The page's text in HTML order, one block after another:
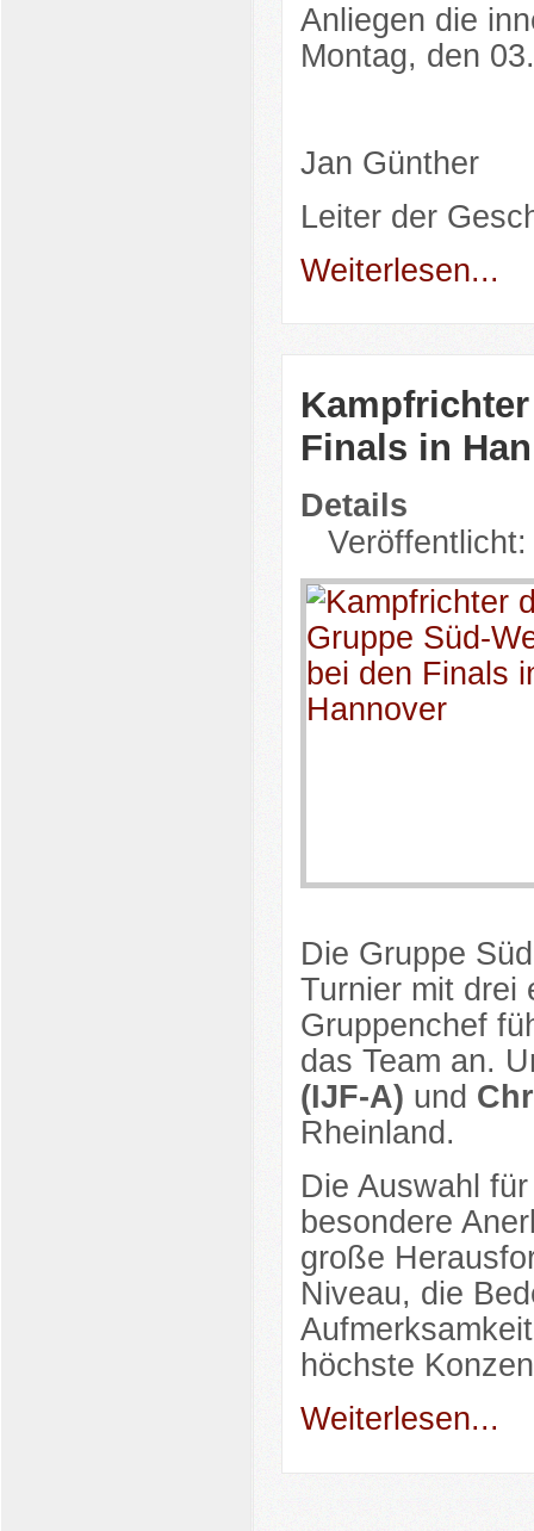
Anliegen die
Montag, den
Jan Günther
Leiter der
Weiterlesen...
Finals in
Details
Die Gruppe
Turnier mit drei
Gruppenchef
das Team an.
(IJF-A) und
Rheinland.
Die Auswahl
besondere
große
Niveau, die
höchste
Weiterlesen...